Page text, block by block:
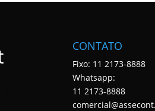
CONTATO
Fixo: 11 2173-8888
Whatsapp:
11 2173-8888